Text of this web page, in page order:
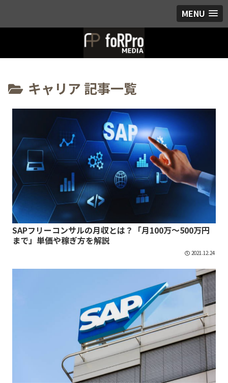
MENU
キャリア 記事一覧
SAPフリーコンサルの月収とは？「月100万～500万円
まで」単価や稼ぎ方を解説
2021.12.24